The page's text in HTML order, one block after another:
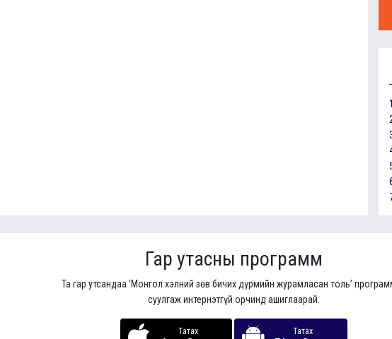
1.
Гар утасны программ
Та гар утсандаа ‘Монгол хэлний зөв бичих дүрмийн журамласан толь’
суулгаж интернэтгүй орчинд ашиглаарай.
Татах Татах